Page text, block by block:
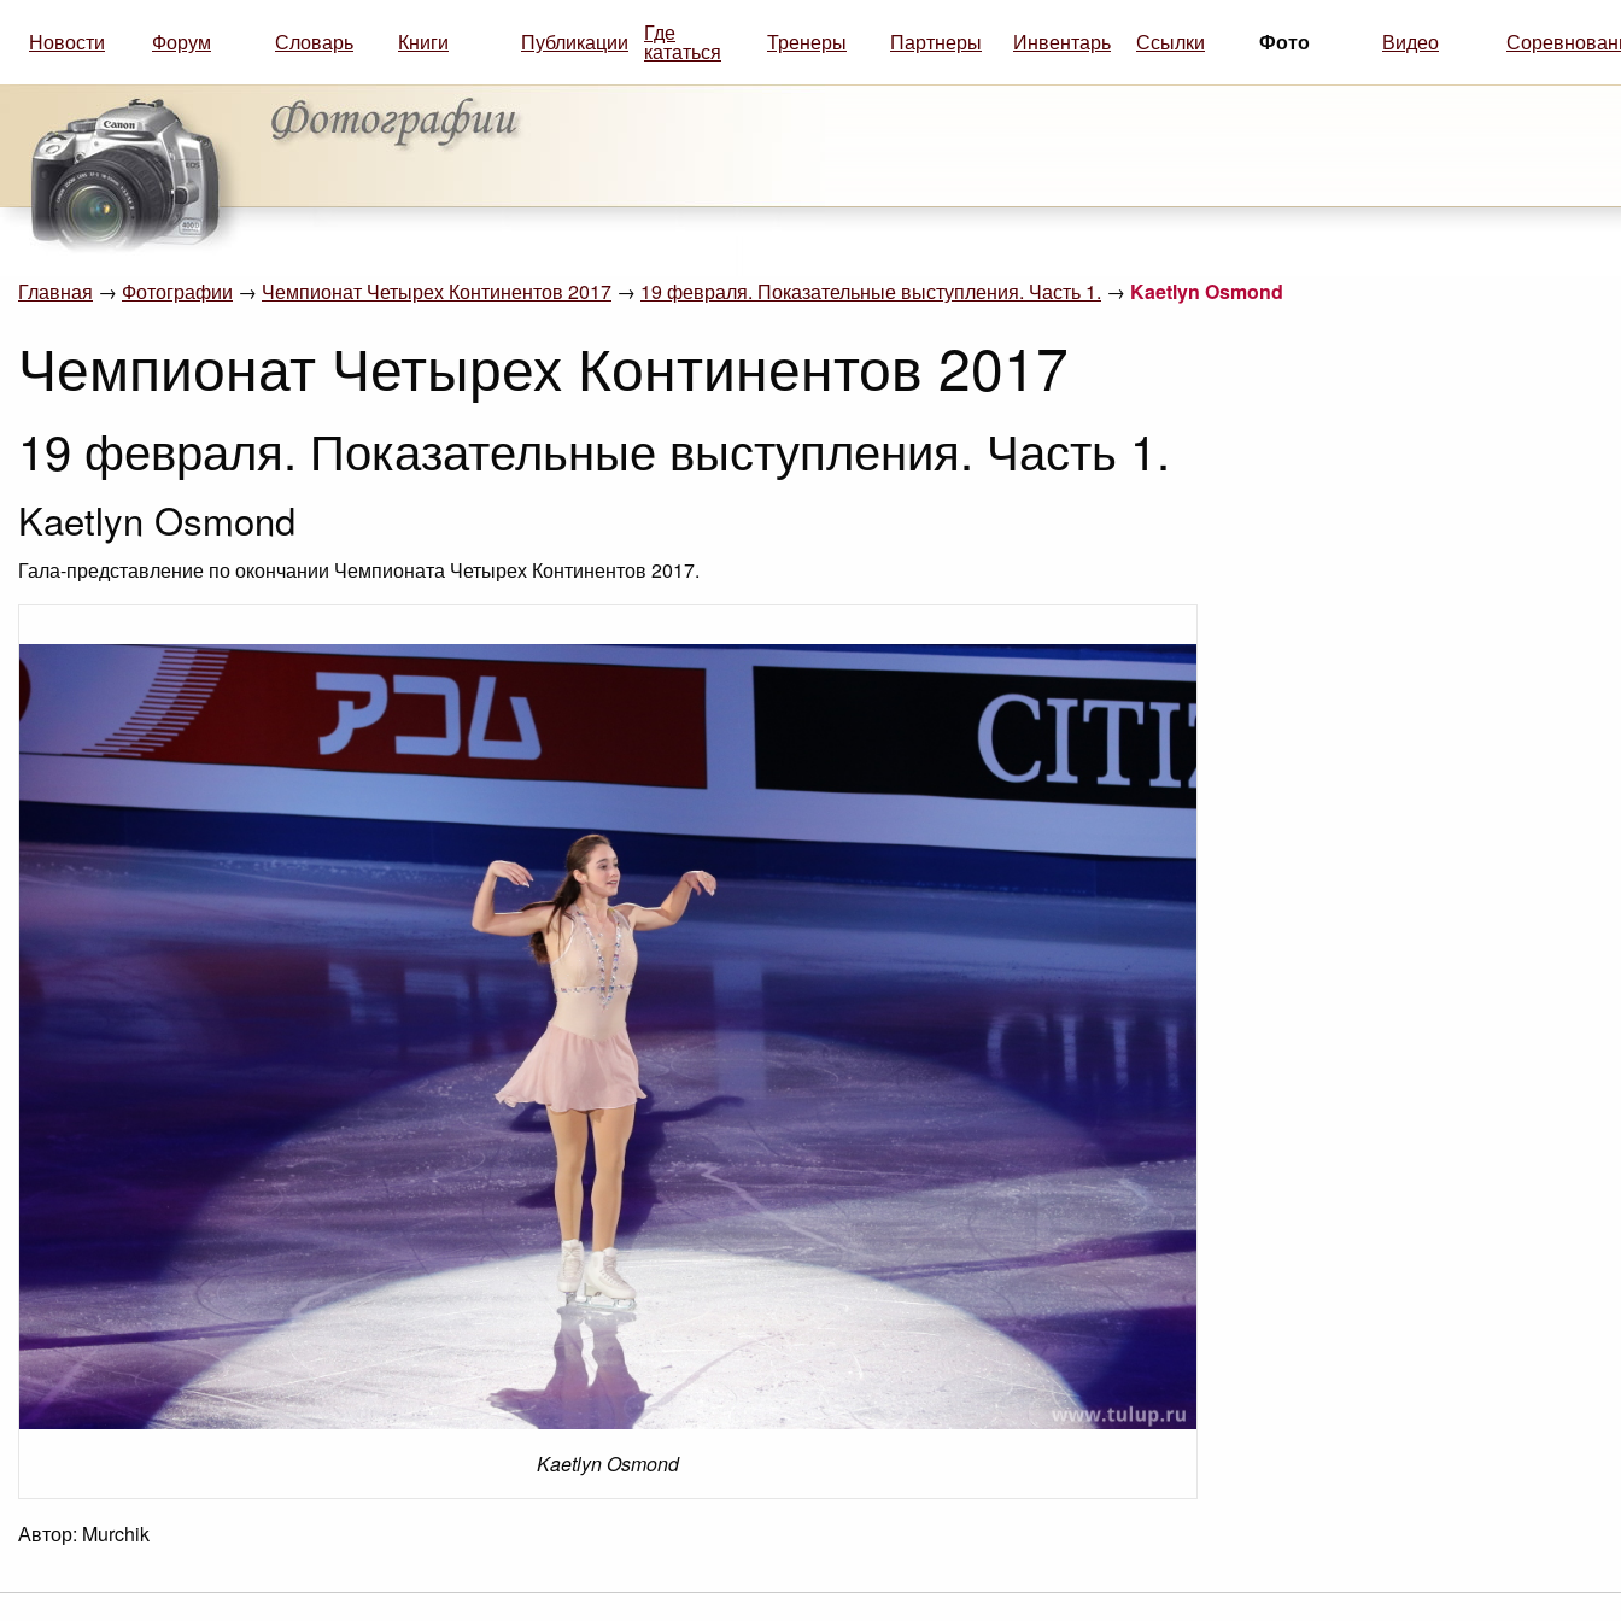
Новости Форум Словарь Книги Публикации Где
кататься Тренеры Партнеры Инвентарь Ссылки Фото Видео
Главная → Фотографии → Чемпионат Четырех Континентов 2017 → 19 февраля. Показательные выступления. Часть 1. → Kaetlyn Osmond
Чемпионат Четырех Континентов 2017
19 февраля. Показательные выступления. Часть 1.
Kaetlyn Osmond
Гала-представление по окончании Чемпионата Четырех Континентов 2017.
Kaetlyn Osmond
Автор: Murchik